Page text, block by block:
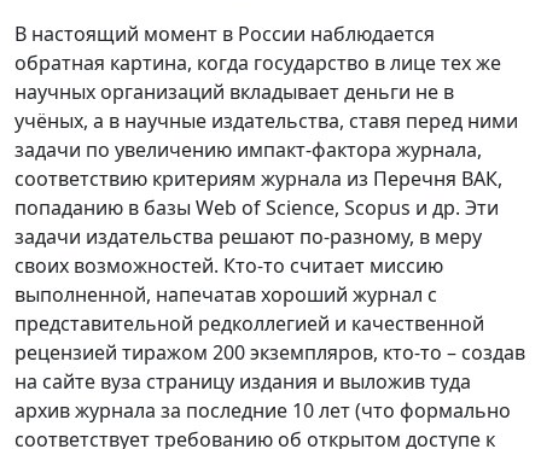
В настоящий момент в России наблюдается
обратная картина, когда государство в лице тех же
научных организаций вкладывает деньги не в
учёных, а в научные издательства, ставя перед ними
задачи по увеличению импакт-фактора журнала,
соответствию критериям журнала из Перечня ВАК,
попаданию в базы Web of Science, Scopus и др. Эти
задачи издательства решают по-разному, в меру
своих возможностей. Кто-то считает миссию
выполненной, напечатав хороший журнал с
представительной редколлегией и качественной
рецензией тиражом 200 экземпляров, кто-то – создав
на сайте вуза страницу издания и выложив туда
архив журнала за последние 10 лет (что формально
соответствует требованию об открытом доступе к